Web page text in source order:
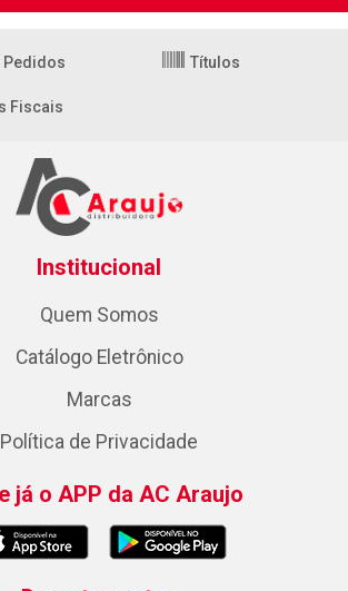
Títulos
Fiscais
Institucional
Quem Somos
Catálogo Eletrônico
Marcas
Política de Privacidade
já o APP da AC Araujo